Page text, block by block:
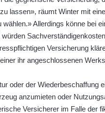
lassen», räumt Winter mit
Allerdings könne bei
Versicherung
ihr angeschlossenen
oder der Wiederbeschaffung
anzumieten oder
Versicherer im Falle der